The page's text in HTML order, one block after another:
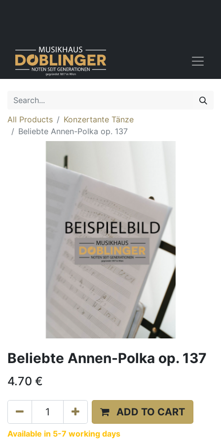
All Products
Konzertante Tänze
Beliebte Annen-Polka op. 137
Beliebte Annen-Polka op. 137
4.70 €
ADD TO CART
Available in 5-7 working days